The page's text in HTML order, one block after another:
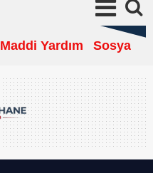
Maddi Yardım Sosyal